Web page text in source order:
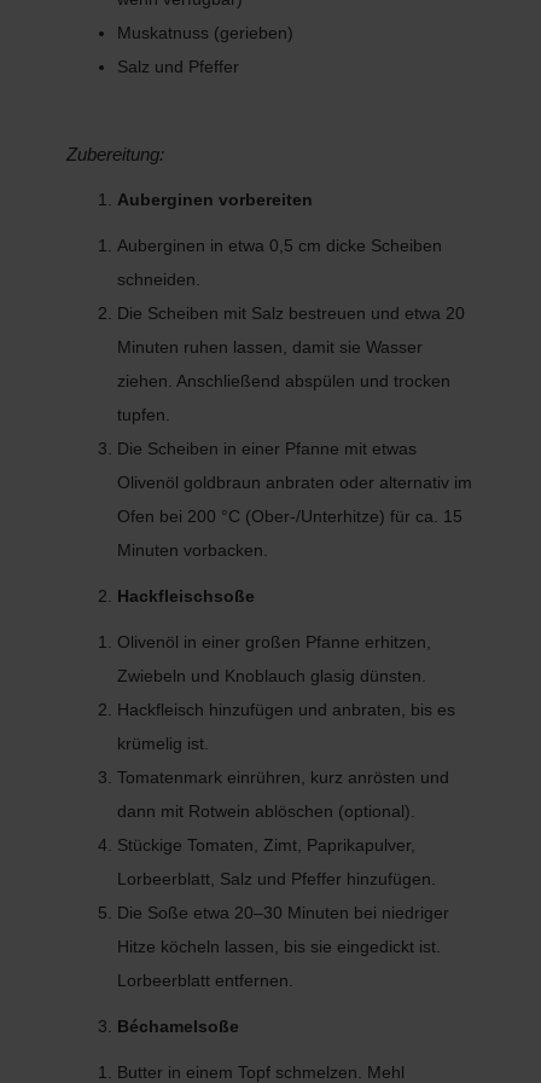
Muskatnuss (gerieben)
Salz und Pfeffer
Zubereitung:
Auberginen vorbereiten
Auberginen in etwa 0,5 cm dicke Scheiben
schneiden.
Die Scheiben mit Salz bestreuen und etwa 20
Minuten ruhen lassen, damit sie Wasser
ziehen. Anschließend abspülen und trocken
tupfen.
Die Scheiben in einer Pfanne mit etwas
Olivenöl goldbraun anbraten oder alternativ im
Ofen bei 200 °C (Ober-/Unterhitze) für ca. 15
Minuten vorbacken.
Hackfleischsoße
Olivenöl in einer großen Pfanne erhitzen,
Zwiebeln und Knoblauch glasig dünsten.
Hackfleisch hinzufügen und anbraten, bis es
krümelig ist.
Tomatenmark einrühren, kurz anrösten und
dann mit Rotwein ablöschen (optional).
Stückige Tomaten, Zimt, Paprikapulver,
Lorbeerblatt, Salz und Pfeffer hinzufügen.
Die Soße etwa 20–30 Minuten bei niedriger
Hitze köcheln lassen, bis sie eingedickt ist.
Lorbeerblatt entfernen.
Béchamelsoße
Butter in einem Topf schmelzen. Mehl